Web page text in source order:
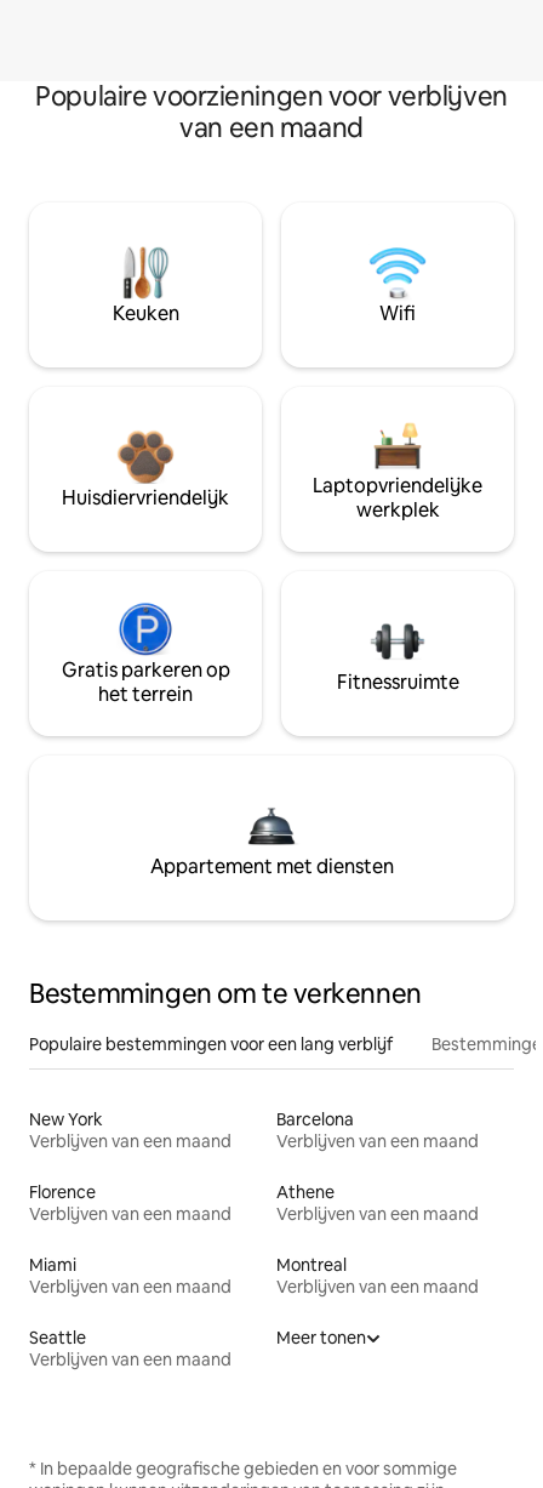
Populaire voorzieningen voor verblijven
van een maand
Keuken Wifi
Huisdiervriendelijk
Laptopvriendelijke
werkplek
Gratis parkeren op
het terrein
Fitnessruimte
Appartement met diensten
Bestemmingen om te verkennen
Populaire bestemmingen voor een lang verblijf
New York
Verblijven van een maand
Barcelona
Verblijven van een maand
Florence
Verblijven van een maand
Athene
Verblijven van een maand
Miami
Verblijven van een maand
Montreal
Verblijven van een maand
Seattle
Verblijven van een maand
Meer tonen
* In bepaalde geografische gebieden en voor sommige